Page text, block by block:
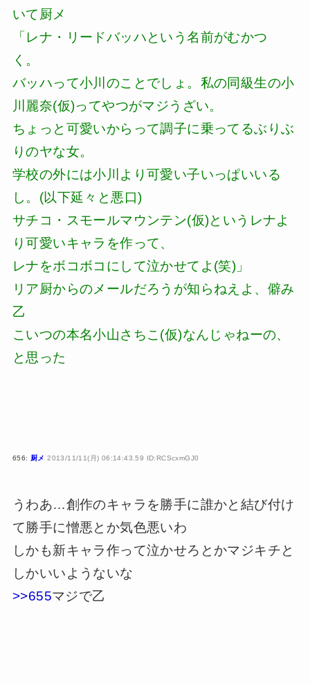
いて厨メ
「レナ・リードバッハという名前がむかつ
く。
バッハって小川のことでしょ。私の同級生の小
川麗奈(仮)ってやつがマジうざい。
ちょっと可愛いからって調子に乗ってるぶりぶ
りのヤな女。
学校の外には小川より可愛い子いっぱいいる
し。(以下延々と悪口)
サチコ・スモールマウンテン(仮)というレナよ
り可愛いキャラを作って、
レナをボコボコにして泣かせてよ(笑)」
リア厨からのメールだろうが知らねえよ、僻み
乙
こいつの本名小山さちこ(仮)なんじゃねーの、
と思った
656: 厨メ 2013/11/11(月) 06:14:43.59 ID:RCScxmGJ0
うわあ…創作のキャラを勝手に誰かと結び付け
て勝手に憎悪とか気色悪いわ
しかも新キャラ作って泣かせろとかマジキチと
しかいいようないな
>>655マジで乙